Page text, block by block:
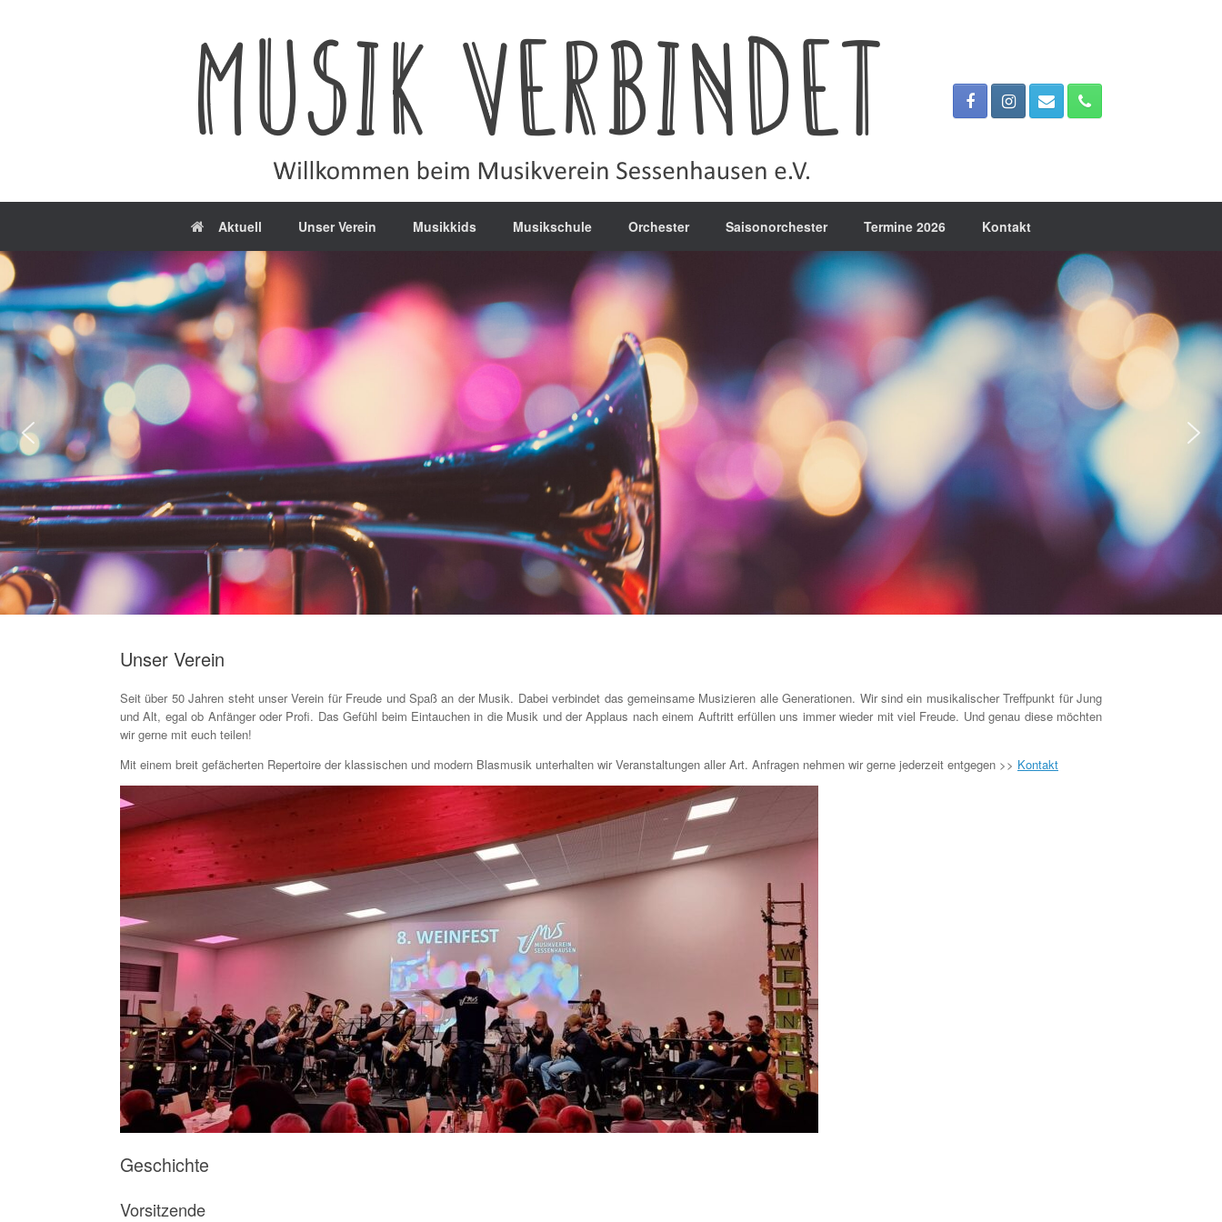
Aktuell Unser Verein Musikkids Musikschule Orchester Saisonorchester Termine 2026 Kontakt
Unser Verein
Seit über 50 Jahren steht unser Verein für Freude und Spaß an der Musik. Dabei verbindet das gemeinsame Musizieren alle Generationen. Wir sind ein musikalischer Treffpunkt für Jung
und Alt, egal ob Anfänger oder Profi. Das Gefühl beim Eintauchen in die Musik und der Applaus nach einem Auftritt erfüllen uns immer wieder mit viel Freude. Und genau diese möchten
wir gerne mit euch teilen!
Mit einem breit gefächerten Repertoire der klassischen und modern Blasmusik unterhalten wir Veranstaltungen aller Art. Anfragen nehmen wir gerne jederzeit entgegen >> Kontakt
Geschichte
Vorsitzende